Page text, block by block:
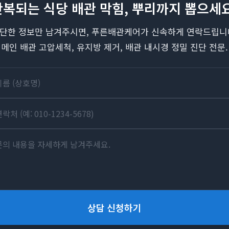
되는 식당 배관 막힘, 뿌리까지 뽑으세
한 정보만 남겨주시면, 푸른배관케어가 신속하게 연락드립
메인 배관 고압세척, 유지방 제거, 배관 내시경 정밀 진단 전문.
상담 신청하기